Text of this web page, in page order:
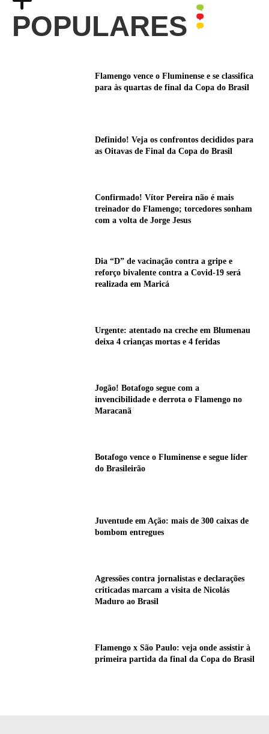
POPULARES
Flamengo vence o Fluminense e se classifica
para às quartas de final da Copa do Brasil
Definido! Veja os confrontos decididos para
as Oitavas de Final da Copa do Brasil
Confirmado! Vítor Pereira não é mais
treinador do Flamengo; torcedores sonham
com a volta de Jorge Jesus
Dia “D” de vacinação contra a gripe e
reforço bivalente contra a Covid-19 será
realizada em Maricá
Urgente: atentado na creche em Blumenau
deixa 4 crianças mortas e 4 feridas
Jogão! Botafogo segue com a
invencibilidade e derrota o Flamengo no
Maracanã
Botafogo vence o Fluminense e segue líder
do Brasileirão
Juventude em Ação: mais de 300 caixas de
bombom entregues
Agressões contra jornalistas e declarações
criticadas marcam a visita de Nicolás
Maduro ao Brasil
Flamengo x São Paulo: veja onde assistir à
primeira partida da final da Copa do Brasil